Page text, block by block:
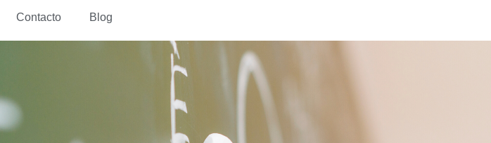
Contacto Blog